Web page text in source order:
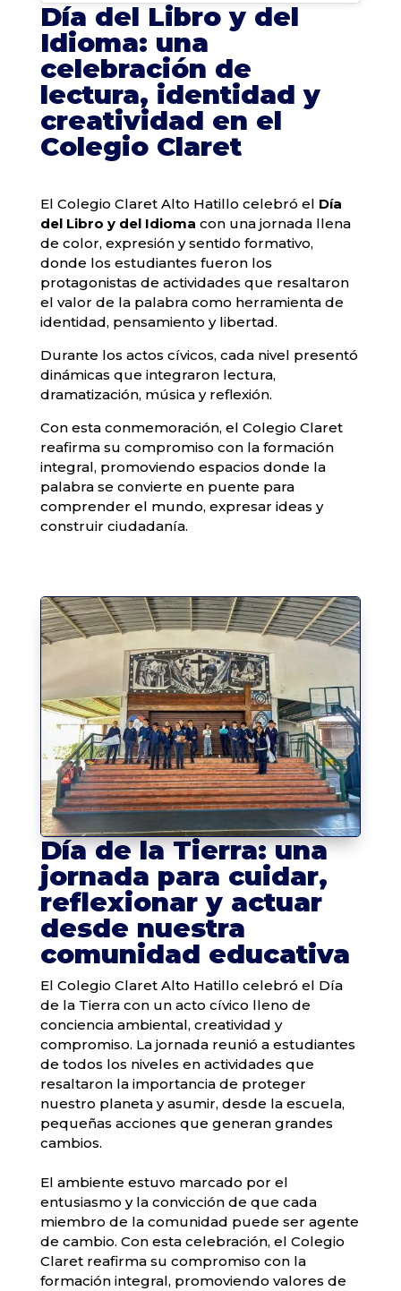
Día del Libro y del
Idioma: una
celebración de
lectura, identidad y
creatividad en el
Colegio Claret
El Colegio Claret Alto Hatillo celebró el Día
del Libro y del Idioma con una jornada llena
de color, expresión y sentido formativo,
donde los estudiantes fueron los
protagonistas de actividades que resaltaron
el valor de la palabra como herramienta de
identidad, pensamiento y libertad.
Durante los actos cívicos, cada nivel presentó
dinámicas que integraron lectura,
dramatización, música y reflexión.
Con esta conmemoración, el Colegio Claret
reafirma su compromiso con la formación
integral, promoviendo espacios donde la
palabra se convierte en puente para
comprender el mundo, expresar ideas y
construir ciudadanía.
Día de la Tierra: una
jornada para cuidar,
reflexionar y actuar
desde nuestra
comunidad educativa
El Colegio Claret Alto Hatillo celebró el Día
de la Tierra con un acto cívico lleno de
conciencia ambiental, creatividad y
compromiso. La jornada reunió a estudiantes
de todos los niveles en actividades que
resaltaron la importancia de proteger
nuestro planeta y asumir, desde la escuela,
pequeñas acciones que generan grandes
cambios.
El ambiente estuvo marcado por el
entusiasmo y la convicción de que cada
miembro de la comunidad puede ser agente
de cambio. Con esta celebración, el Colegio
Claret reafirma su compromiso con la
formación integral, promoviendo valores de